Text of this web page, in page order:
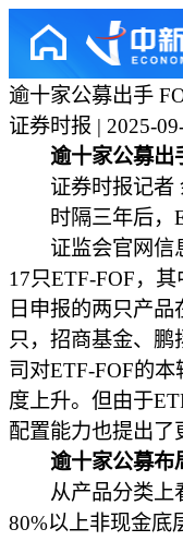
逾十家公募出手
证券时报 | 2025-
逾十家公募出
证券时报记者
时隔三年后，
证监会官网信息
17只ETF-FOF，
日申报的两只产
只，招商基金、鹏
司对ETF-FOF的
度上升。但由于
配置能力也提出了
逾十家公募布
从产品分类上看
80%以上非现金底